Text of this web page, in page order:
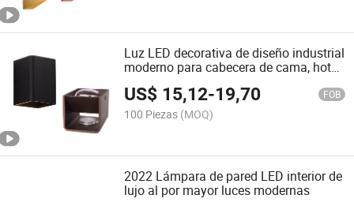
Luz LED decorativa de diseño industrial
moderno para cabecera de cama, hotel,
dormitorio y comedor
US$ 15,12-19,70 FOB
100 Piezas (MOQ)
2022 Lámpara de pared LED interior de
lujo al por mayor luces modernas